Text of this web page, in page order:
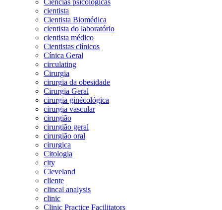
cientista
Cientista Biomédica
cientista do laboratório
cientista médico
Cientistas clínicos
Cínica Geral
circulating
Cirurgia
cirurgia da obesidade
Cirurgia Geral
cirurgia ginécológica
cirurgia vascular
cirurgião
cirurgião geral
cirurgião oral
cirurgica
Citologia
city
Cleveland
cliente
clincal analysis
clinic
Clinic Practice Facilitators